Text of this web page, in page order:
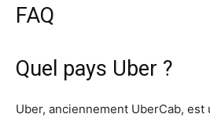
FAQ
Quel pays Uber ?
Uber, anciennement UberCab,